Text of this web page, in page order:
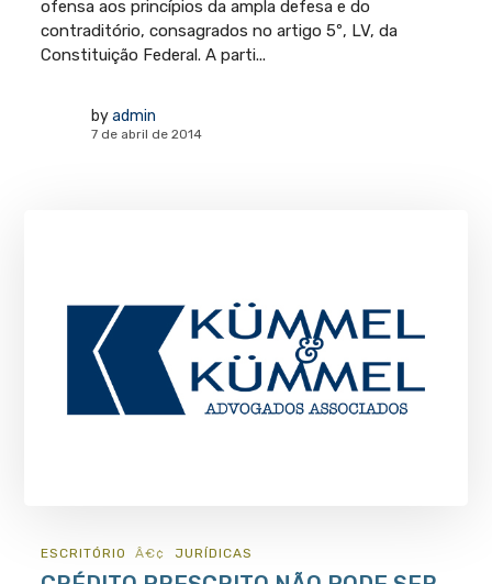
ofensa aos princípios da ampla defesa e do
contraditório, consagrados no artigo 5º, LV, da
Constituição Federal. A parti...
by admin
7 de abril de 2014
ESCRITÓRIO JURÍ­DICAS